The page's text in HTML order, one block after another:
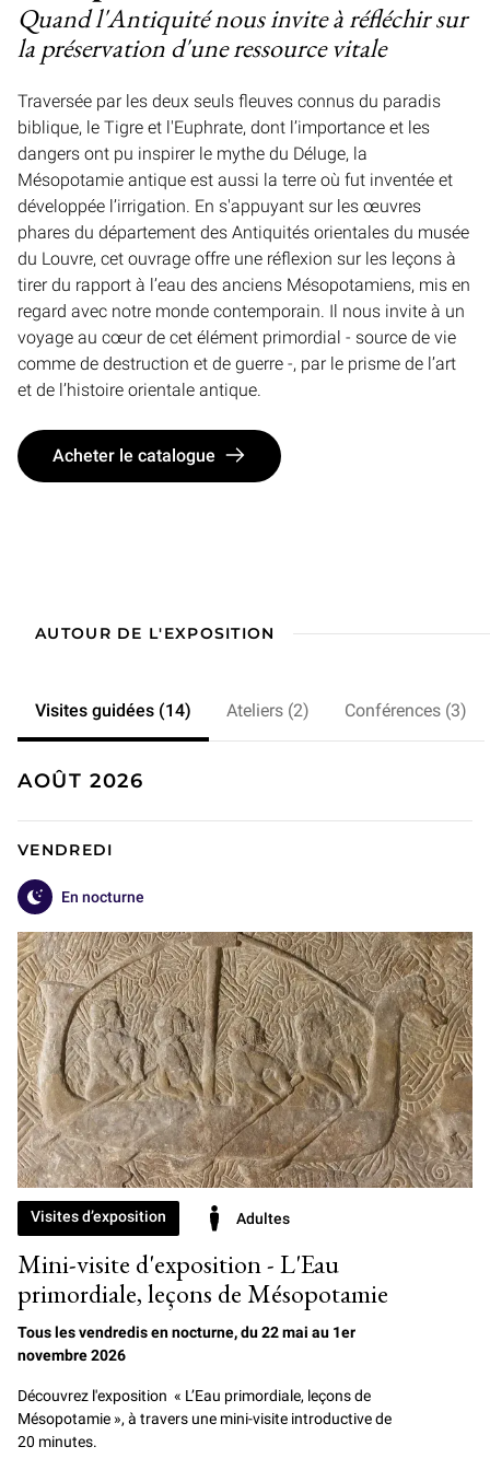
Quand l'Antiquité nous invite à réfléchir sur
la préservation d'une ressource vitale
Traversée par les deux seuls fleuves connus du paradis
biblique, le Tigre et l'Euphrate, dont l’importance et les
dangers ont pu inspirer le mythe du Déluge, la
Mésopotamie antique est aussi la terre où fut inventée et
développée l’irrigation. En s'appuyant sur les œuvres
phares du département des Antiquités orientales du musée
du Louvre, cet ouvrage offre une réflexion sur les leçons à
tirer du rapport à l’eau des anciens Mésopotamiens, mis en
regard avec notre monde contemporain. Il nous invite à un
voyage au cœur de cet élément primordial - source de vie
comme de destruction et de guerre -, par le prisme de l’art
et de l’histoire orientale antique.
Acheter le catalogue
AUTOUR DE L'EXPOSITION
Visites guidées (14) Ateliers (2) Conférences (3)
AOÛT 2026
VENDREDI
En nocturne
Mini-visite d'exposition - L'Eau
primordiale, leçons de Mésopotamie
Visites d’exposition Adultes
Tous les vendredis en nocturne, du 22 mai au 1er
novembre 2026
Découvrez l'exposition « L’Eau primordiale, leçons de
Mésopotamie », à travers une mini-visite introductive de
20 minutes.